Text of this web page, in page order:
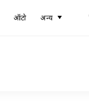
ऑटो अन्य